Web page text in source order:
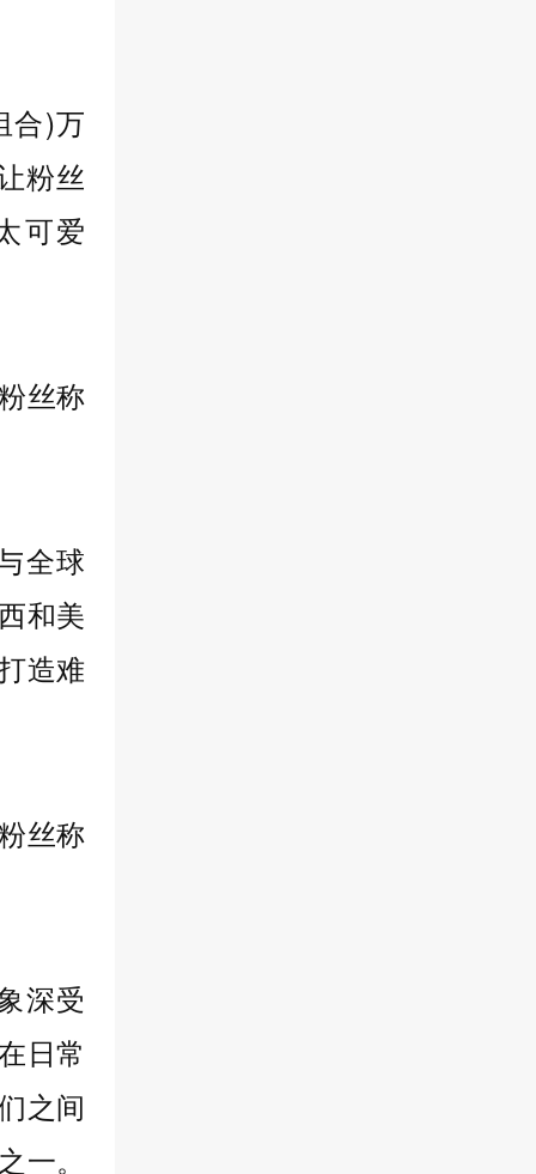
合)万
粉丝
可爱
全球
和美
造难
深受
日常
之间
。